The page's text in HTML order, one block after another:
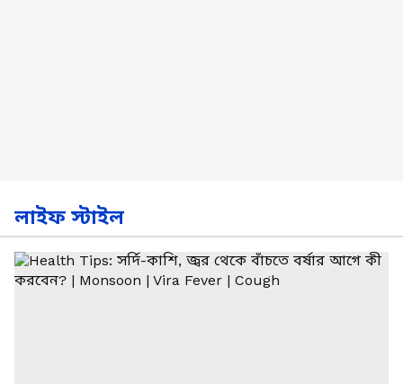
লাইফ স্টাইল